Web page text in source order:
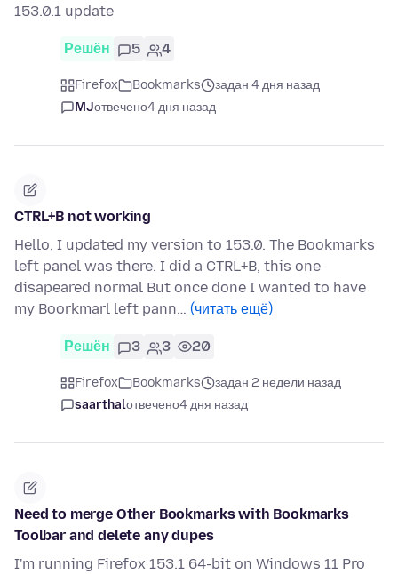
153.0.1 update
Решён 5 4
Firefox Bookmarks
задан 4 дня назад
MJотвечено4 дня назад
CTRL+B not working
Hello, I updated my version to 153.0. The Bookmarks
left panel was there. I did a CTRL+B, this one
disapeared normal But once done I wanted to have
my Boorkmarl left pann… (читать ещё)
Решён 3 3 20
Firefox Bookmarks
задан 2 недели назад
saarthalотвечено4 дня назад
Need to merge Other Bookmarks with Bookmarks
Toolbar and delete any dupes
I'm running Firefox 153.1 64-bit on Windows 11 Pro